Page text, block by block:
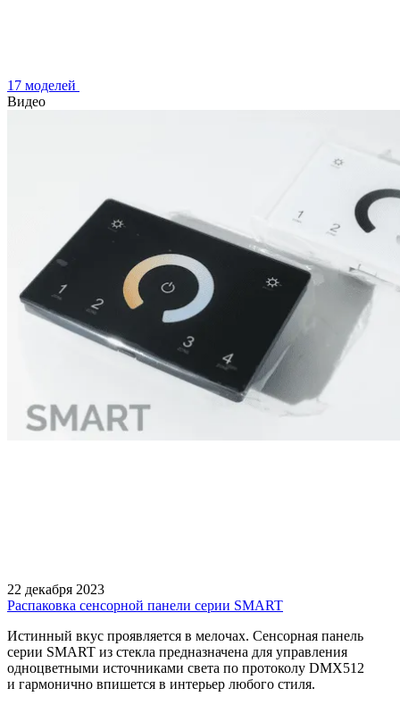
17 моделей
Видео
22 декабря 2023
Распаковка сенсорной панели серии SMART
Истинный вкус проявляется в мелочах. Сенсорная панель
серии SMART из стекла предназначена для управления
одноцветными источниками света по протоколу DMX512
и гармонично впишется в интерьер любого стиля.